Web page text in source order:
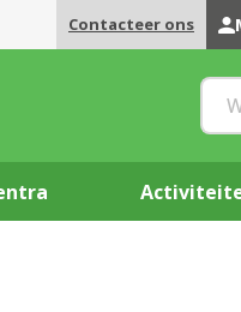
Contacteer ons